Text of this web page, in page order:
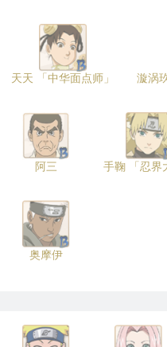
天天 「中华面点师」 漩涡
阿三 手鞠 「忍界
奥摩伊